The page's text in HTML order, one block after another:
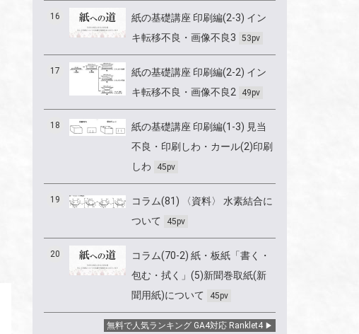
16
紙の基礎講座 印刷編(2-3) イン
キ転移不良・画像不良3
53pv
17
紙の基礎講座 印刷編(2-2) イン
キ転移不良・画像不良2
49pv
18
紙の基礎講座 印刷編(1-3) 見当
不良・印刷しわ・カール(2)印刷
しわ
45pv
19
コラム(81) 〈資料〉 水素結合に
ついて
45pv
20
コラム(70-2) 紙・板紙「書く・
包む・拭く」(5)新聞巻取紙(新
聞用紙)について
45pv
無料で人気ランキング GA4対応 Ranklet4